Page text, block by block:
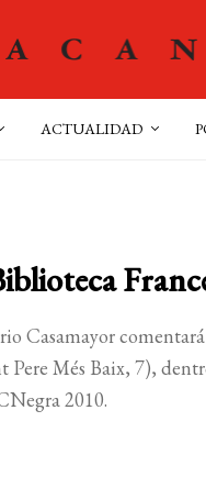
ACTUALIDAD
Casamayor
Pere Més Baix, 7),
2010.